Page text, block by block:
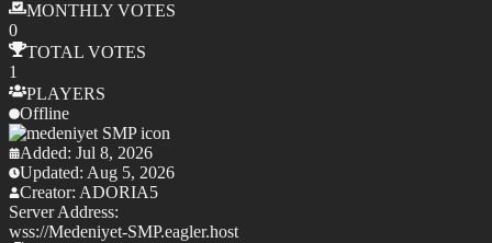
MONTHLY VOTES
0
TOTAL VOTES
1
PLAYERS
Offline
Added: Jul 8, 2026
Updated: Aug 5, 2026
Creator: ADORIA5
Server Address:
wss://Medeniyet-SMP.eagler.host